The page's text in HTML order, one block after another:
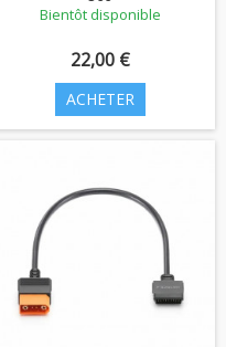
Bientôt disponible
22,00 €
ACHETER